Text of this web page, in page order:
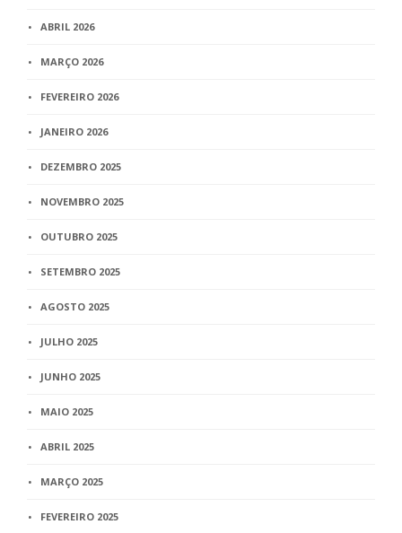
ABRIL 2026
MARÇO 2026
FEVEREIRO 2026
JANEIRO 2026
DEZEMBRO 2025
NOVEMBRO 2025
OUTUBRO 2025
SETEMBRO 2025
AGOSTO 2025
JULHO 2025
JUNHO 2025
MAIO 2025
ABRIL 2025
MARÇO 2025
FEVEREIRO 2025